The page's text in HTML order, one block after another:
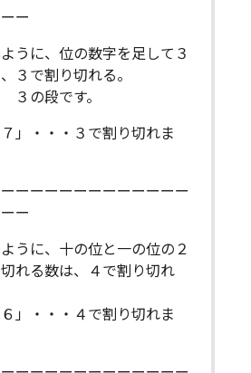
ー
うに、位の数字を足して３
３で割り切れる。
３の段です。
」・・・３で割り切れま
ーーーーーーーーーーーー
ー
うに、十の位と一の位の２
れる数は、４で割り切れ
」・・・４で割り切れま